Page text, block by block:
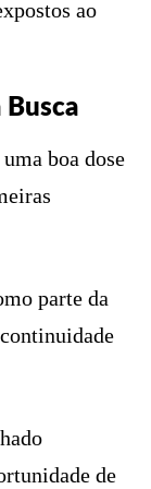
ao
Busca
boa dose
parte da
de